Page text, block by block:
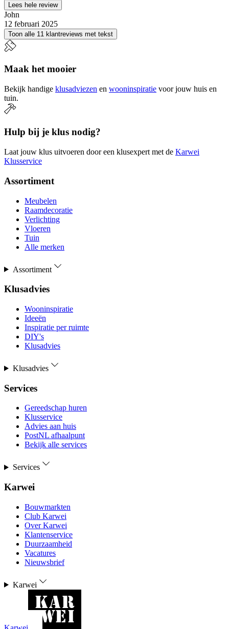
Lees hele review
John
12 februari 2025
Toon alle 11 klantreviews met tekst
Maak het mooier
Bekijk handige klusadviezen en wooninspiratie voor jouw huis en
tuin.
Hulp bij je klus nodig?
Laat jouw klus uitvoeren door een klusexpert met de Karwei
Klusservice
Assortiment
Meubelen
Raamdecoratie
Verlichting
Vloeren
Tuin
Alle merken
Assortiment
Klusadvies
Wooninspiratie
Ideeën
Inspiratie per ruimte
DIY's
Klusadvies
Klusadvies
Services
Gereedschap huren
Klusservice
Advies aan huis
PostNL afhaalpunt
Bekijk alle services
Services
Karwei
Bouwmarkten
Club Karwei
Over Karwei
Klantenservice
Duurzaamheid
Vacatures
Nieuwsbrief
Karwei